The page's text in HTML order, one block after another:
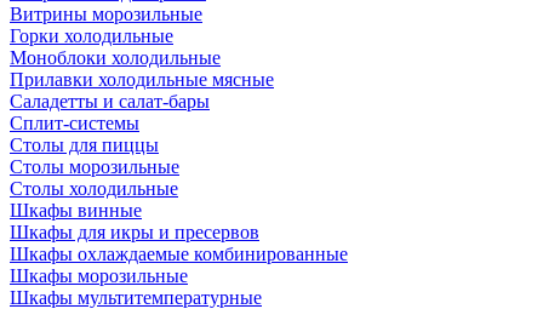
Витрины морозильные
Горки холодильные
Моноблоки холодильные
Прилавки холодильные мясные
Саладетты и салат-бары
Сплит-системы
Столы для пиццы
Столы морозильные
Столы холодильные
Шкафы винные
Шкафы для икры и пресервов
Шкафы охлаждаемые комбинированные
Шкафы морозильные
Шкафы мультитемпературные